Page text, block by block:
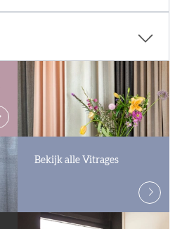
Bekijk alle Vitrages